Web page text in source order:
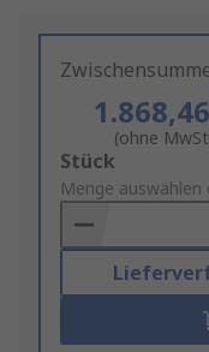
(ohne
Add
to
Basket
Stück
Menge auswählen